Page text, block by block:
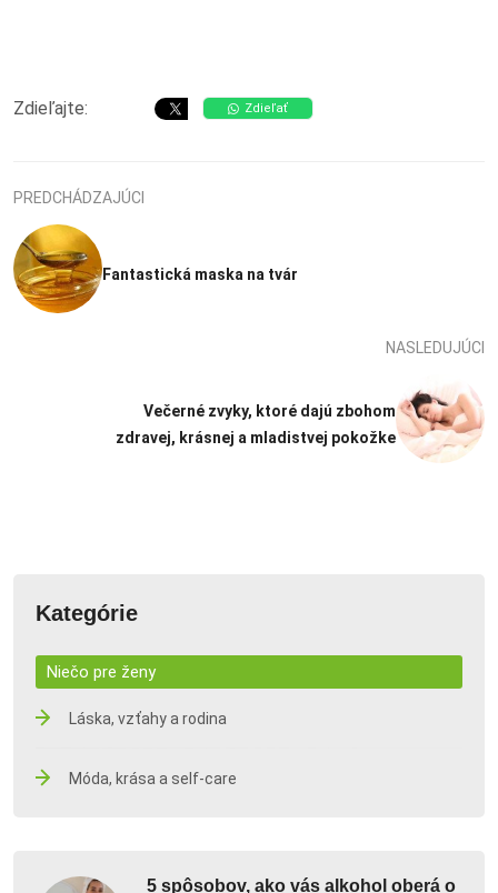
Zdieľajte: Zdieľať
PREDCHÁDZAJÚCI
Fantastická maska na tvár
NASLEDUJÚCI
Večerné zvyky, ktoré dajú zbohom
zdravej, krásnej a mladistvej pokožke
Kategórie
Niečo pre ženy
Láska, vzťahy a rodina
Móda, krása a self-care
5 spôsobov, ako vás alkohol oberá o